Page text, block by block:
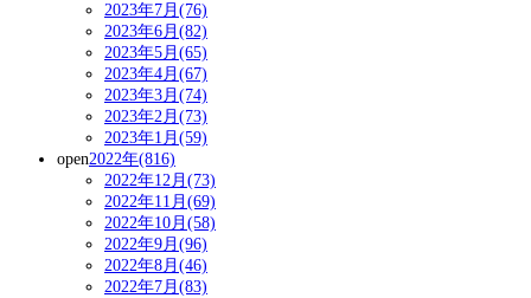
2023年7月(76)
2023年6月(82)
2023年5月(65)
2023年4月(67)
2023年3月(74)
2023年2月(73)
2023年1月(59)
open2022年(816)
2022年12月(73)
2022年11月(69)
2022年10月(58)
2022年9月(96)
2022年8月(46)
2022年7月(83)